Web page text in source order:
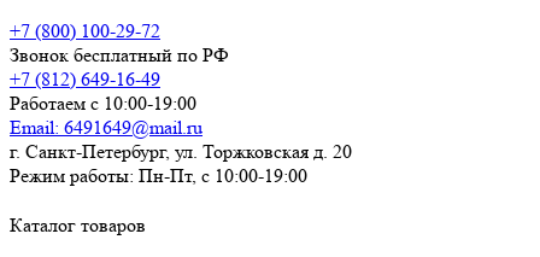
+7 (800) 100-29-72
Звонок бесплатный по РФ
+7 (812) 649-16-49
Работаем с 10:00-19:00
Email: 6491649@mail.ru
г. Санкт-Петербург, ул. Торжковская д. 20
Режим работы: Пн-Пт, с 10:00-19:00
Каталог товаров